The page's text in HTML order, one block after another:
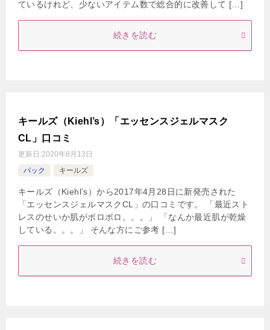
ているけれど、少ないアイテム数で総合的に改善して […]
続きを読む
キールズ（Kiehl’s）「エッセンスジェルマスク
CL」口コミ
更新日:2020年8月13日
パック
キールズ
キールズ（Kiehl’s）から2017年4月28日に新発売された
「エッセンスジェルマスクCL」の口コミです。 「最近スト
レスのせいか肌がボロボロ。。。」 「なんか最近肌が乾燥
している。。。」 そんな方にご参考 […]
続きを読む